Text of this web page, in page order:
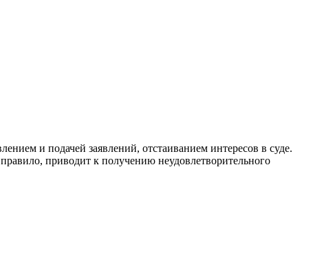
и подачей заявлений, отстаиванием интересов в суде.
приводит к получению неудовлетворительного